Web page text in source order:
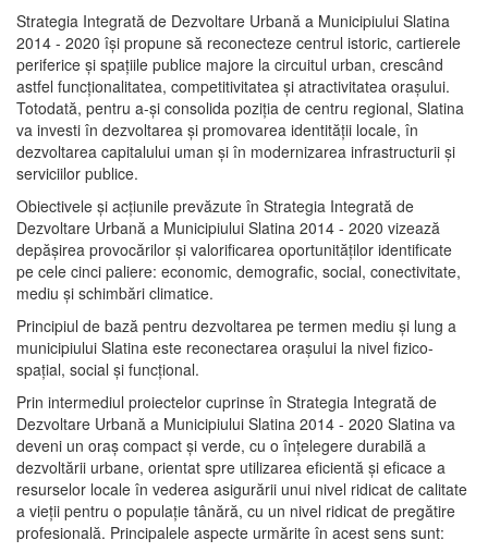
Strategia Integrată de Dezvoltare Urbană a Municipiului Slatina
2014 - 2020 își propune să reconecteze centrul istoric, cartierele
periferice şi spaţiile publice majore la circuitul urban, crescând
astfel funcţionalitatea, competitivitatea şi atractivitatea oraşului.
Totodată, pentru a-şi consolida poziţia de centru regional, Slatina
va investi în dezvoltarea şi promovarea identităţii locale, în
dezvoltarea capitalului uman şi în modernizarea infrastructurii şi
serviciilor publice.
Obiectivele şi acţiunile prevăzute în Strategia Integrată de
Dezvoltare Urbană a Municipiului Slatina 2014 - 2020 vizează
depășirea provocărilor şi valorificarea oportunităţilor identificate
pe cele cinci paliere: economic, demografic, social, conectivitate,
mediu şi schimbări climatice.
Principiul de bază pentru dezvoltarea pe termen mediu şi lung a
municipiului Slatina este reconectarea oraşului la nivel fizico-
spaţial, social şi funcţional.
Prin intermediul proiectelor cuprinse în Strategia Integrată de
Dezvoltare Urbană a Municipiului Slatina 2014 - 2020 Slatina va
deveni un oraş compact şi verde, cu o înţelegere durabilă a
dezvoltării urbane, orientat spre utilizarea eficientă şi eficace a
resurselor locale în vederea asigurării unui nivel ridicat de calitate
a vieţii pentru o populaţie tânără, cu un nivel ridicat de pregătire
profesională. Principalele aspecte urmărite în acest sens sunt: